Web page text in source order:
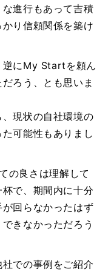
進行もあって吉積
り信頼関係を築け
逆にMy Startを頼ん
ろう、とも思いま
現状の自社環境の
可能性もありまし
の良さは理解して
で、期間内に十分
回らなかったはず
きなかっただろう
での事例をご紹介